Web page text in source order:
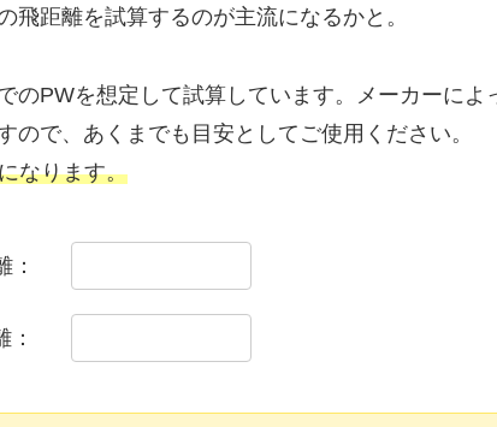
飛距離を試算するのが主流になるかと。
のPWを想定して試算しています。メーカーによ
ので、あくまでも目安としてご使用ください。
なります。
：